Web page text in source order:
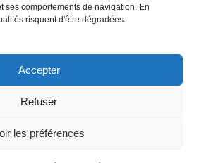
ses comportements de navigation. En
risquent d'être dégradées.
Accepter
Refuser
les préférences
- 2027 : Blosseville Histoire Vivante